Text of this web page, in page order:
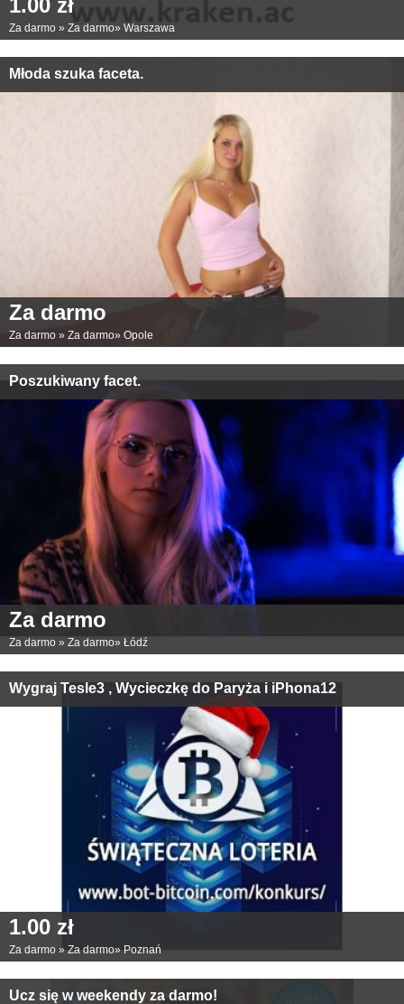
1.00 zł
Za darmo » Za darmo» Warszawa
Młoda szuka faceta.
Za darmo
Za darmo » Za darmo» Opole
Poszukiwany facet.
Za darmo
Za darmo » Za darmo» Łódź
Wygraj Tesle3 , Wycieczkę do Paryża i iPhona12
1.00 zł
Za darmo »Za darmo»Poznań
Ucz się w weekendy za darmo!